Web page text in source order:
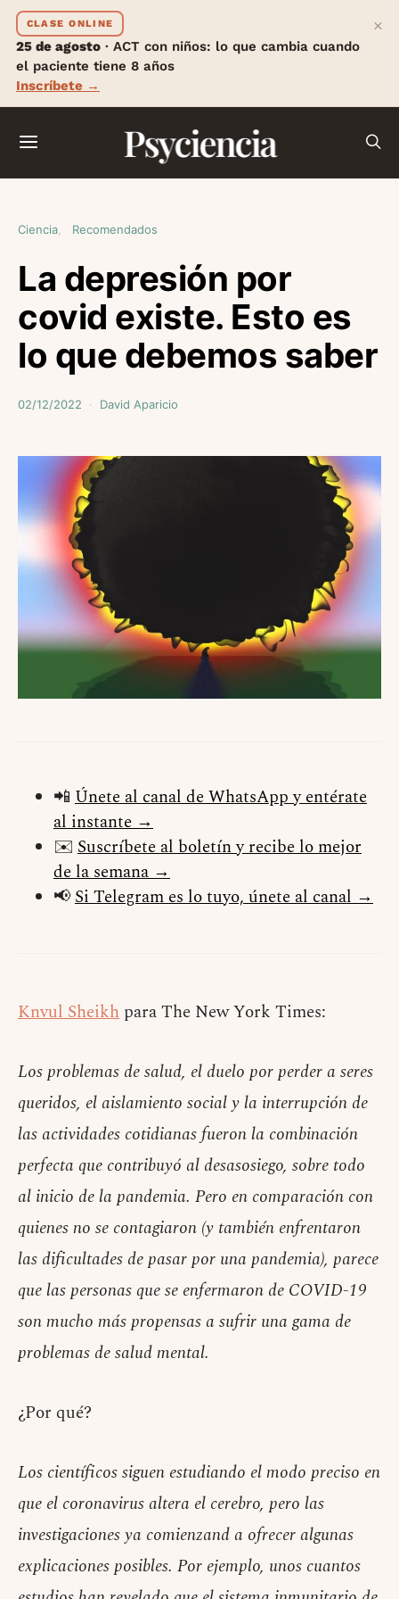
CLASE ONLINE
25 de agosto · ACT con niños: lo que cambia cuando
el paciente tiene 8 años
Inscríbete →
×
Psyciencia
Ciencia Recomendados
La depresión por
covid existe. Esto es
lo que debemos saber
02/12/2022 David Aparicio
📲 Únete al canal de WhatsApp y entérate
al instante →
✉️ Suscríbete al boletín y recibe lo mejor
de la semana →
📢Si Telegram es lo tuyo, únete al canal →
Knvul Sheikh para The New York Times:
Los problemas de salud, el duelo por perder a seres
queridos, el aislamiento social y la interrupción de
las actividades cotidianas fueron la combinación
perfecta que contribuyó al desasosiego, sobre todo
al inicio de la pandemia. Pero en comparación con
quienes no se contagiaron (y también enfrentaron
las dificultades de pasar por una pandemia), parece
que las personas que se enfermaron de COVID-19
son mucho más propensas a sufrir una gama de
problemas de salud mental.
¿Por qué?
Los científicos siguen estudiando el modo preciso en
que el coronavirus altera el cerebro, pero las
investigaciones ya comienzand a ofrecer algunas
explicaciones posibles. Por ejemplo, unos cuantos